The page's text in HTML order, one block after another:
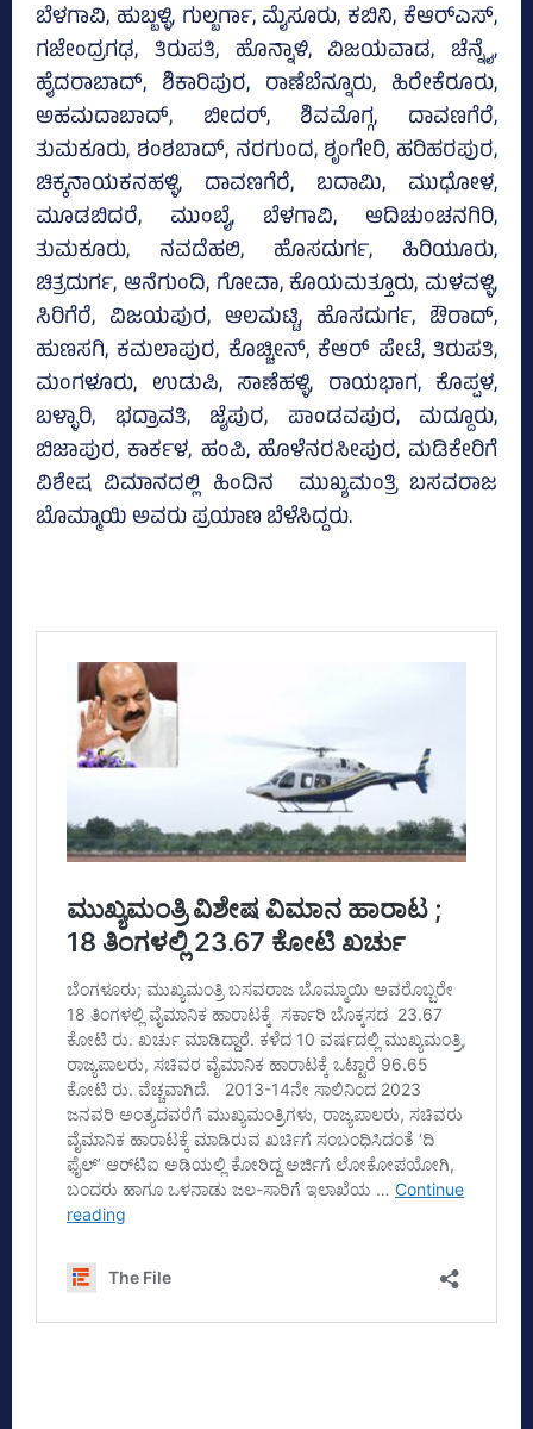
ಬೆಳಗಾವಿ, ಹುಬ್ಬಳ್ಳಿ, ಗುಲ್ಬರ್ಗಾ, ಮೈಸೂರು, ಕಬಿನಿ, ಕೆಆರ್‌ಎಸ್‌,
ಗಜೇಂದ್ರಗಢ, ತಿರುಪತಿ, ಹೊನ್ನಾಳಿ, ವಿಜಯವಾಡ, ಚೆನ್ನೈ,
ಹೈದರಾಬಾದ್‌, ಶಿಕಾರಿಪುರ, ರಾಣೆಬೆನ್ನೂರು, ಹಿರೇಕೆರೂರು,
ಅಹಮದಾಬಾದ್‌, ಬೀದರ್‌, ಶಿವಮೊಗ್ಗ, ದಾವಣಗೆರೆ,
ತುಮಕೂರು, ಶಂಶಬಾದ್‌, ನರಗುಂದ, ಶೃಂಗೇರಿ, ಹರಿಹರಪುರ,
ಚಿಕ್ಕನಾಯಕನಹಳ್ಳಿ, ದಾವಣಗೆರೆ, ಬದಾಮಿ, ಮುಧೋಳ,
ಮೂಡಬಿದರೆ, ಮುಂಬೈ, ಬೆಳಗಾವಿ, ಆದಿಚುಂಚನಗಿರಿ,
ತುಮಕೂರು, ನವದೆಹಲಿ, ಹೊಸದುರ್ಗ, ಹಿರಿಯೂರು,
ಚಿತ್ರದುರ್ಗ, ಆನೆಗುಂದಿ, ಗೋವಾ, ಕೊಯಮತ್ತೂರು, ಮಳವಳ್ಳಿ,
ಸಿರಿಗೆರೆ, ವಿಜಯಪುರ, ಆಲಮಟ್ಟಿ, ಹೊಸದುರ್ಗ, ಔರಾದ್‌,
ಹುಣಸಗಿ, ಕಮಲಾಪುರ, ಕೊಚ್ಚೀನ್‌, ಕೆಆರ್‌ ಪೇಟೆ, ತಿರುಪತಿ,
ಮಂಗಳೂರು, ಉಡುಪಿ, ಸಾಣೆಹಳ್ಳಿ, ರಾಯಭಾಗ, ಕೊಪ್ಪಳ,
ಬಳ್ಳಾರಿ, ಭದ್ರಾವತಿ, ಜೈಪುರ, ಪಾಂಡವಪುರ, ಮದ್ದೂರು,
ಬಿಜಾಪುರ, ಕಾರ್ಕಳ, ಹಂಪಿ, ಹೊಳೆನರಸೀಪುರ, ಮಡಿಕೇರಿಗೆ
ವಿಶೇಷ ವಿಮಾನದಲ್ಲಿ ಹಿಂದಿನ ಮುಖ್ಯಮಂತ್ರಿ ಬಸವರಾಜ
ಬೊಮ್ಮಾಯಿ ಅವರು ಪ್ರಯಾಣ ಬೆಳೆಸಿದ್ದರು.